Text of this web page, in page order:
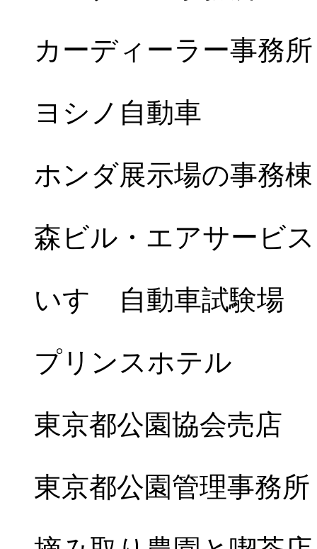
カーディーラー事務所
ヨシノ自動車
ホンダ展示場の事務棟
森ビル・エアサービス
いすゞ自動車試験場
プリンスホテル
東京都公園協会売店
東京都公園管理事務所